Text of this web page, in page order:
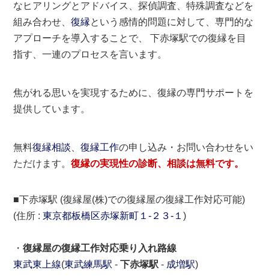
なヒアリングとアドバイス、探偵調査、特殊調査などを
組み合わせ、復縁という感情的問題に対して、専門的な
アプローチを導入することで、 下赤塚駅での復縁を目
指す、一連のプロセスを言います。
焦がれる思いを実現するために、復縁の専門サポートを
提供しています。
無料復縁相談 、復縁工作の申し込み・お問い合わせをい
ただけます。復縁の実現性の診断、相談は無料です。
■下赤塚駅 (復縁屋(株)での復縁屋の復縁工作対応可能)
(住所 :東京都板橋区赤塚新町１-２３-１)
・復縁屋の復縁工作対応乗り入れ路線
東武東上線(東武練馬駅 -下赤塚駅 - 成増駅)